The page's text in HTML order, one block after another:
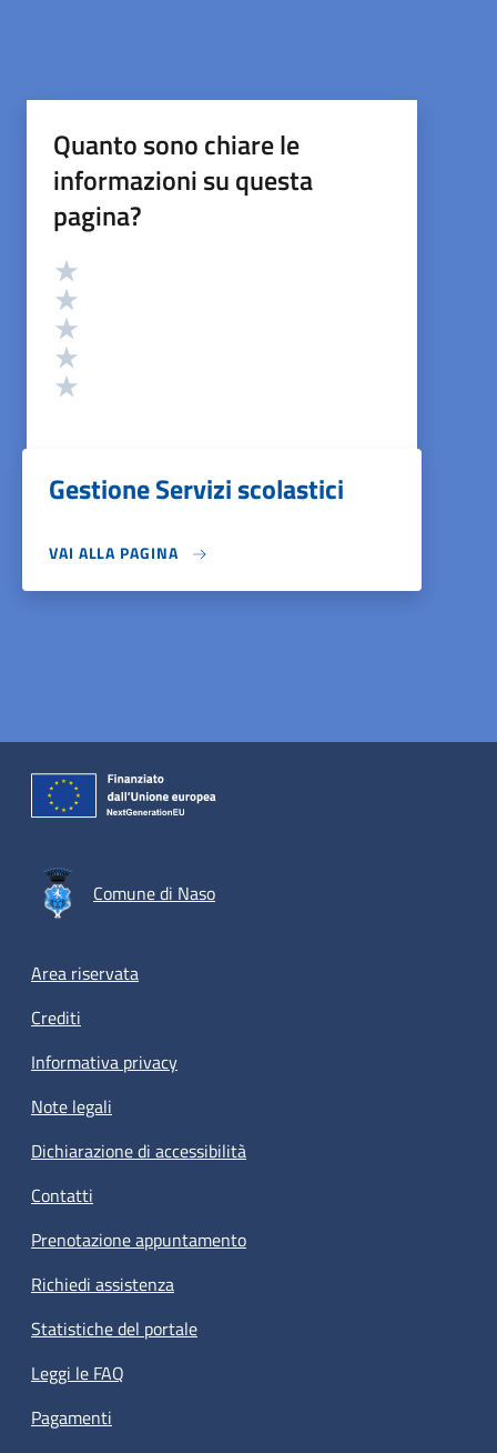
Quanto sono chiare le
informazioni su questa
pagina?
Valutazione
Gestione Servizi scolastici
VAI ALLA PAGINA
Comune di Naso
Footer menu
Area riservata
Crediti
Informativa privacy
Note legali
Dichiarazione di accessibilità
Contatti
Prenotazione appuntamento
Richiedi assistenza
Statistiche del portale
Leggi le FAQ
Pagamenti